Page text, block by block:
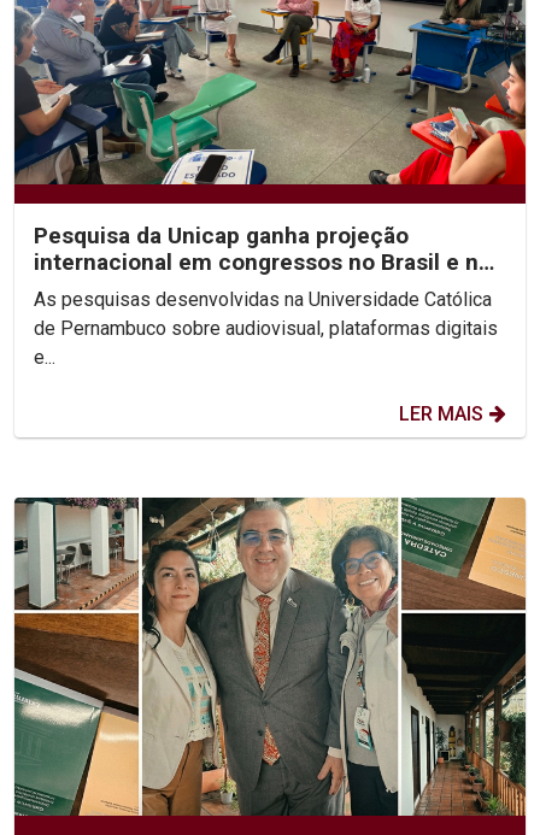
Pesquisa da Unicap ganha projeção
internacional em congressos no Brasil e no
México
As pesquisas desenvolvidas na Universidade Católica
de Pernambuco sobre audiovisual, plataformas digitais
e...
LER MAIS